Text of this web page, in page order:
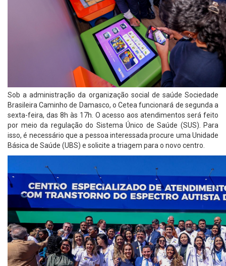
Sob a administração da organização social de saúde Sociedade
Brasileira Caminho de Damasco, o Cetea funcionará de segunda a
sexta-feira, das 8h às 17h. O acesso aos atendimentos será feito
por meio da regulação do Sistema Único de Saúde (SUS). Para
isso, é necessário que a pessoa interessada procure uma Unidade
Básica de Saúde (UBS) e solicite a triagem para o novo centro.